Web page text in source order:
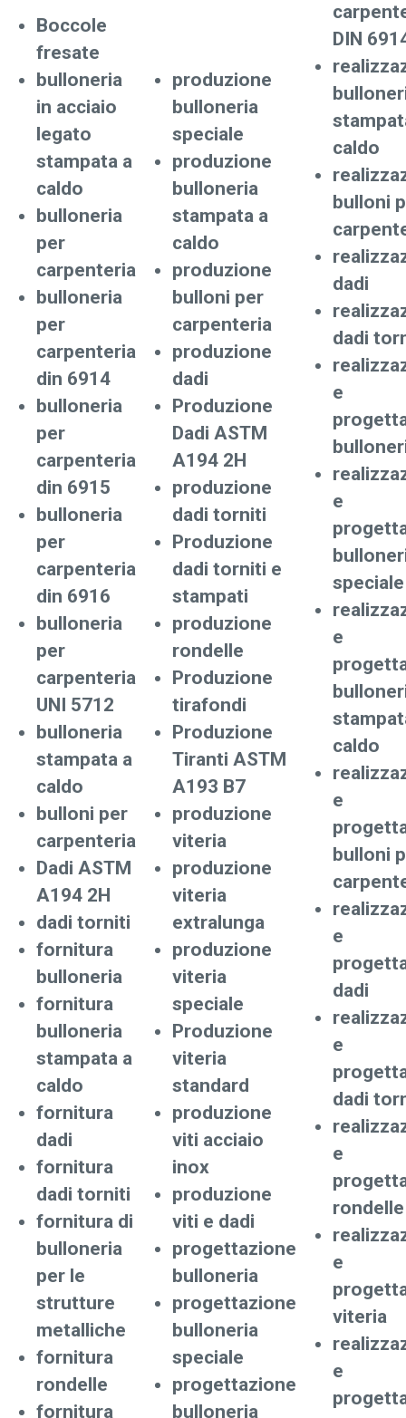
Boccole
fresate
bulloneria
in acciaio
legato
stampata a
caldo
bulloneria
per
carpenteria
bulloneria
per
carpenteria
din 6914
bulloneria
per
carpenteria
din 6915
bulloneria
per
carpenteria
din 6916
bulloneria
per
carpenteria
UNI 5712
bulloneria
stampata a
caldo
bulloni per
carpenteria
Dadi ASTM
A194 2H
dadi torniti
fornitura
bulloneria
fornitura
bulloneria
stampata a
caldo
fornitura
dadi
fornitura
dadi torniti
fornitura di
bulloneria
per le
strutture
metalliche
fornitura
rondelle
fornitura
produzione
bulloneria
speciale
produzione
bulloneria
stampata a
caldo
produzione
bulloni per
carpenteria
produzione
dadi
Produzione
Dadi ASTM
A194 2H
produzione
dadi torniti
Produzione
dadi torniti e
stampati
produzione
rondelle
Produzione
tirafondi
Produzione
Tiranti ASTM
A193 B7
produzione
viteria
produzione
viteria
extralunga
produzione
viteria
speciale
Produzione
viteria
standard
produzione
viti acciaio
inox
produzione
viti e dadi
progettazione
bulloneria
progettazione
bulloneria
speciale
progettazione
bulloneria
DIN
caldo
bulloni
dadi
dadi
e
e
speciale
e
caldo
e
bulloni
e
dadi
e
dadi
e
rondelle
e
viteria
e